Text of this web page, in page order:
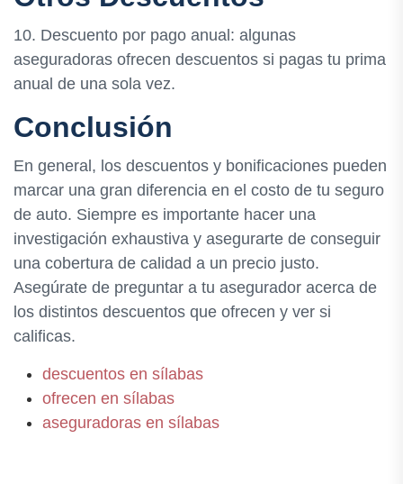
10. Descuento por pago anual: algunas
aseguradoras ofrecen descuentos si pagas tu prima
anual de una sola vez.
Conclusión
En general, los descuentos y bonificaciones pueden
marcar una gran diferencia en el costo de tu seguro
de auto. Siempre es importante hacer una
investigación exhaustiva y asegurarte de conseguir
una cobertura de calidad a un precio justo.
Asegúrate de preguntar a tu asegurador acerca de
los distintos descuentos que ofrecen y ver si
calificas.
descuentos en sílabas
ofrecen en sílabas
aseguradoras en sílabas